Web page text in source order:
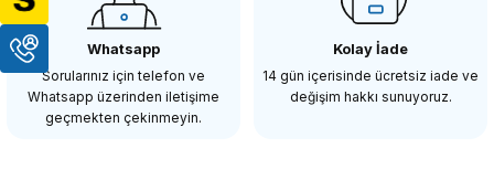
Nikon İçin Body ve Lens Arka Kapağı
242,64 TL
Whatsapp
Sorularınız için telefon ve
Whatsapp üzerinden iletişime
geçmekten çekinmeyin.
Kolay İade
14 gün içerisinde ücretsiz iade ve
değişim hakkı sunuyoruz.